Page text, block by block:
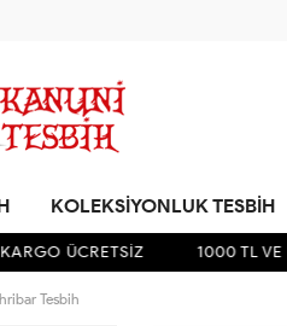
KOLEKSIYONLUK TESBIH
ÜCRETSİZ 1000 TL VE
Tesbih